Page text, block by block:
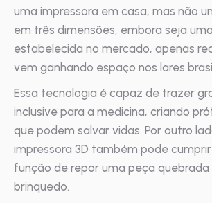
uma impressora em casa, mas não
em três dimensões, embora seja
estabelecida no mercado, apenas
vem ganhando espaço nos lares
Essa tecnologia é capaz de trazer
inclusive para a medicina, criando
que podem salvar vidas. Por outro
impressora 3D também pode
função de repor uma peça quebrada
brinquedo.